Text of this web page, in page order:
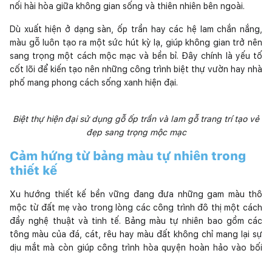
nối hài hòa giữa không gian sống và thiên nhiên bên ngoài.
Dù xuất hiện ở dạng sàn, ốp trần hay các hệ lam chắn nắng,
màu gỗ luôn tạo ra một sức hút kỳ lạ, giúp không gian trở nên
sang trọng một cách mộc mạc và bền bỉ. Đây chính là yếu tố
cốt lõi để kiến tạo nên những công trình biệt thự vườn hay nhà
phố mang phong cách sống xanh hiện đại.
Biệt thự hiện đại sử dụng gỗ ốp trần và lam gỗ trang trí tạo vẻ
đẹp sang trọng mộc mạc
Cảm hứng từ bảng màu tự nhiên trong
thiết kế
Xu hướng thiết kế bền vững đang đưa những gam màu thô
mộc từ đất mẹ vào trong lòng các công trình đô thị một cách
đầy nghệ thuật và tinh tế. Bảng màu tự nhiên bao gồm các
tông màu của đá, cát, rêu hay màu đất không chỉ mang lại sự
dịu mắt mà còn giúp công trình hòa quyện hoàn hảo vào bối